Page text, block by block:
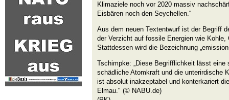
Klimaziele noch vor 2020 massiv
Eisbären noch den Seychellen.“
Aus dem neuen Textentwurf ist der Begriff
der Verzicht auf fossile Energien wie Kohle,
Stattdessen wird die Bezeichnung
Tschimpke: „Diese Begrifflichkeit lässt eine
schädliche Atomkraft und die unterirdische
ist absolut inakzeptabel und konterkariert
Elmau." (© NABU.de)